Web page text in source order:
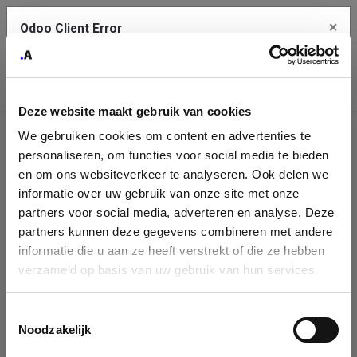
Deze website maakt gebruik van cookies
We gebruiken cookies om content en advertenties te
personaliseren, om functies voor social media te bieden
en om ons websiteverkeer te analyseren. Ook delen we
informatie over uw gebruik van onze site met onze
partners voor social media, adverteren en analyse. Deze
partners kunnen deze gegevens combineren met andere
informatie die u aan ze heeft verstrekt of die ze hebben
verzameld op basis van uw gebruik van hun services.
Noodzakelijk
Company
Identification
Please fill in your company details
You can search a company in our database by name, VAT or
enterprise ID. When a company is selected it will auto-complete the
form. If you don't find your company in our database, you can create
Odoo Client Error ×
service.
See details
Ok